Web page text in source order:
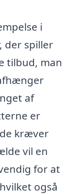
i
der spiller
tilbud, man
af
er
kræver
vil en
for at
også